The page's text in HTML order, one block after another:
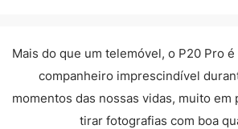
Mais do que um telemóvel, o P20 Pro
companheiro imprescindível
momentos das nossas vidas, muito
tirar fotografias com boa